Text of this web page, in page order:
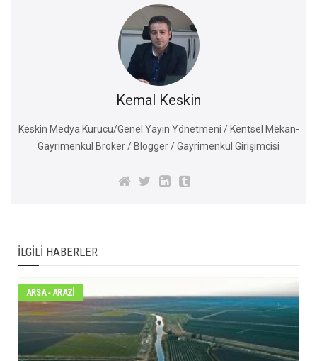
Kemal Keskin
Keskin Medya Kurucu/Genel Yayın Yönetmeni / Kentsel Mekan-
Gayrimenkul Broker / Blogger / Gayrimenkul Girişimcisi
İLGILI HABERLER
ARSA - ARAZİ